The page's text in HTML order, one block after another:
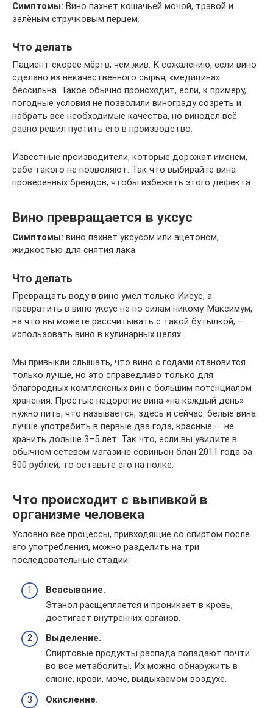
Симптомы: Вино пахнет кошачьей мочой, травой и
зелёным стручковым перцем.
Что делать
Пациент скорее мёртв, чем жив. К сожалению, если вино
сделано из некачественного сырья, «медицина»
бессильна. Такое обычно происходит, если, к примеру,
погодные условия не позволили винограду созреть и
набрать все необходимые качества, но винодел всё
равно решил пустить его в производство.
Известные производители, которые дорожат именем,
себе такого не позволяют. Так что выбирайте вина
проверенных брендов, чтобы избежать этого дефекта.
Вино превращается в уксус
Симптомы: вино пахнет уксусом или ацетоном,
жидкостью для снятия лака.
Что делать
Превращать воду в вино умел только Иисус, а
превратить в вино уксус не по силам никому. Максимум,
на что вы можете рассчитывать с такой бутылкой, —
использовать вино в кулинарных целях.
Мы привыкли слышать, что вино с годами становится
только лучше, но это справедливо только для
благородных комплексных вин с большим потенциалом
хранения. Простые недорогие вина «на каждый день»
нужно пить, что называется, здесь и сейчас: белые вина
лучше употребить в первые два года, красные — не
хранить дольше 3–5 лет. Так что, если вы увидите в
обычном сетевом магазине совиньон блан 2011 года за
800 рублей, то оставьте его на полке.
Что происходит с выпивкой в
организме человека
Условно все процессы, привходящие со спиртом после
его употребления, можно разделить на три
последовательные стадии:
Всасывание.
Этанол расщепляется и проникает в кровь,
достигает внутренних органов.
Выделение.
Спиртовые продукты распада попадают почти
во все метаболиты. Их можно обнаружить в
слюне, крови, моче, выдыхаемом воздухе.
Окисление.